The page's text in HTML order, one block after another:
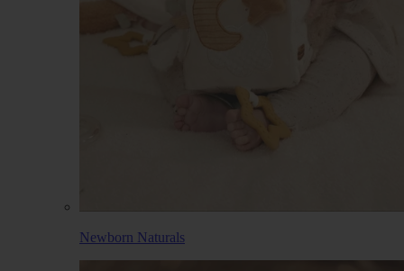
Newborn Naturals